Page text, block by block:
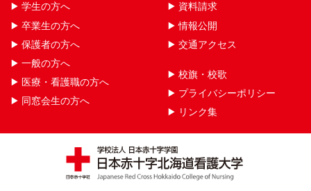
学生の方へ
卒業生の方へ
保護者の方へ
一般の方へ
医療・看護職の方へ
同窓会生の方へ
資料請求
情報公開
交通アクセス
校旗・校歌
プライバシーポリシー
リンク集